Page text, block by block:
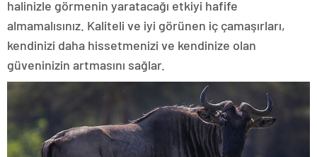
halinizle görmenin yaratacağı etkiyi hafife
almamalısınız. Kaliteli ve iyi görünen iç çamaşırları,
kendinizi daha hissetmenizi ve kendinize olan
güveninizin artmasını sağlar.